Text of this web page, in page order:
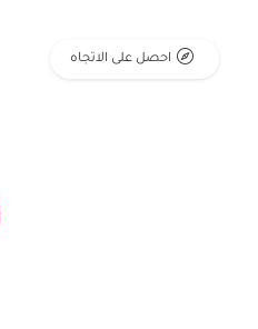
احصل على الاتجاه